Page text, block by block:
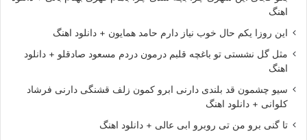
اهنگ
این روزا یکم حال خوب نیاز دارم حامد همایون + دانلود اهنگ
مثل گل نشستی تو باغچه قلبم درمون دردم مسعود صادقلو + دانلود
اهنگ
سیو چشمون قد بلندی دارنی ابرو کمون زلف قشنگی دارنی فرشاد
کلوانی + دانلود اهنگ
تا گنی برو من تی روبرو ابی عالی + دانلود اهنگ